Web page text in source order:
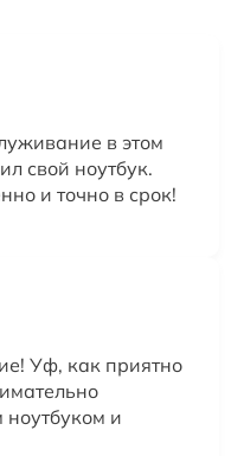
в этом
свой ноутбук.
и точно в срок!
Уф, как приятно
и